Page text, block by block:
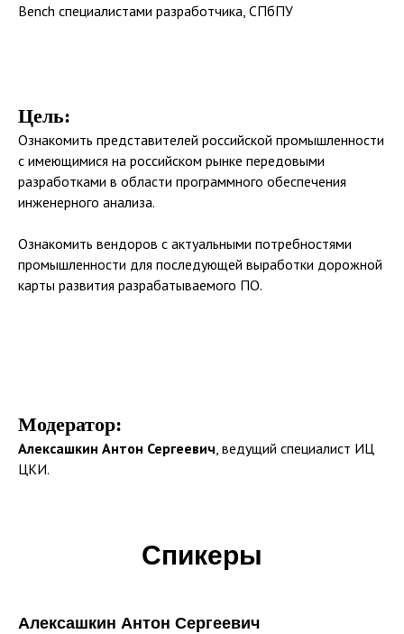
Bench специалистами разработчика, СПбПУ
Цель:
Ознакомить представителей российской промышленности
с имеющимися на российском рынке передовыми
разработками в области программного обеспечения
инженерного анализа.
Ознакомить вендоров с актуальными потребностями
промышленности для последующей выработки дорожной
карты развития разрабатываемого ПО.
Модератор:
Алексашкин Антон Сергеевич, ведущий специалист ИЦ
ЦКИ.
Спикеры
Алексашкин Антон Сергеевич